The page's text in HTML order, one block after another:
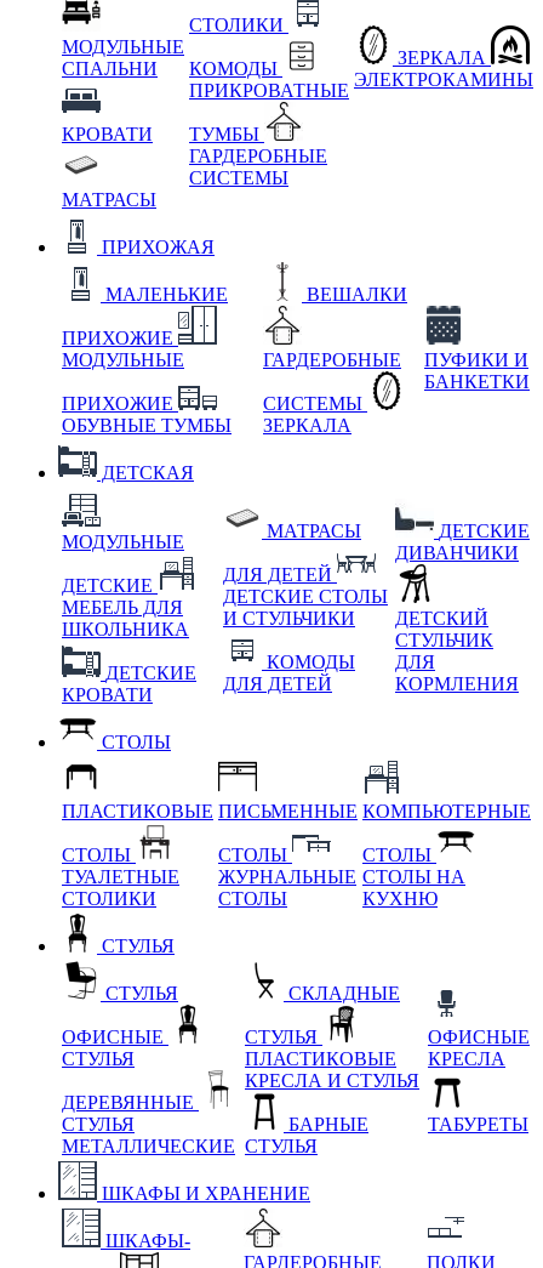
МОДУЛЬНЫЕ
СПАЛЬНИ
КРОВАТИ
МАТРАСЫ
СТОЛИКИ
КОМОДЫ
ПРИКРОВАТНЫЕ
ТУМБЫ
ГАРДЕРОБНЫЕ
СИСТЕМЫ
ЗЕРКАЛА
ЭЛЕКТРОКАМИНЫ
ПРИХОЖАЯ
МАЛЕНЬКИЕ
ПРИХОЖИЕ
МОДУЛЬНЫЕ
ПРИХОЖИЕ
ОБУВНЫЕ ТУМБЫ
ВЕШАЛКИ
ГАРДЕРОБНЫЕ
СИСТЕМЫ
ЗЕРКАЛА
ПУФИКИ И
БАНКЕТКИ
ДЕТСКАЯ
МОДУЛЬНЫЕ
ДЕТСКИЕ
МЕБЕЛЬ ДЛЯ
ШКОЛЬНИКА
ДЕТСКИЕ
КРОВАТИ
МАТРАСЫ
ДЛЯ ДЕТЕЙ
ДЕТСКИЕ СТОЛЫ
И СТУЛЬЧИКИ
КОМОДЫ
ДЛЯ ДЕТЕЙ
ДЕТСКИЕ
ДИВАНЧИКИ
ДЕТСКИЙ
СТУЛЬЧИК
ДЛЯ
КОРМЛЕНИЯ
СТОЛЫ
ПЛАСТИКОВЫЕ
СТОЛЫ
ТУАЛЕТНЫЕ
СТОЛИКИ
ПИСЬМЕННЫЕ
СТОЛЫ
ЖУРНАЛЬНЫЕ
СТОЛЫ
КОМПЬЮТЕРНЫЕ
СТОЛЫ
СТОЛЫ НА
КУХНЮ
СТУЛЬЯ
СТУЛЬЯ
ОФИСНЫЕ
СТУЛЬЯ
ДЕРЕВЯННЫЕ
СТУЛЬЯ
МЕТАЛЛИЧЕСКИЕ
СКЛАДНЫЕ
СТУЛЬЯ
ПЛАСТИКОВЫЕ
КРЕСЛА И СТУЛЬЯ
БАРНЫЕ
СТУЛЬЯ
ОФИСНЫЕ
КРЕСЛА
ТАБУРЕТЫ
ШКАФЫ И ХРАНЕНИЕ
ШКАФЫ-
ГАРДЕРОБНЫЕ
ПОЛКИ